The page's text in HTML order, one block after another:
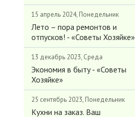
15 апрель 2024, Понедельник
Лето – пора ремонтов и
отпусков! - «Советы Хозяйке»
13 декабрь 2023, Среда
Экономия в быту - «Советы
Хозяйке»
25 сентябрь 2023, Понедельник
Кухни на заказ. Ваш